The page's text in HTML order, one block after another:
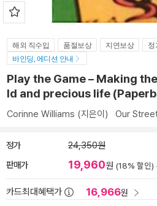
해외 직수입 품절보상 지연보상 정
바인딩, 에디션 안내
Play the Game – Making
ld and precious life
Corinne Williams (지은이) Our
정가 24,350원
판매가 19,960원 (18% 할인)
카드최대혜택가 16,966원